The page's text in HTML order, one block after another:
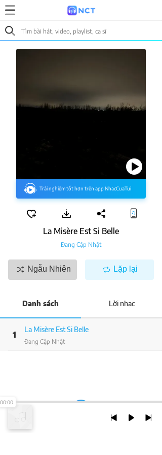
Trải nghiệm tốt hơn trên app NhacCuaTui
La Misère Est Si Belle
Đang Cập Nhật
Ngẫu Nhiên Lặp lại
Danh sách Lời nhạc
1
La Misère Est Si Belle
Đang Cập Nhật
00:00